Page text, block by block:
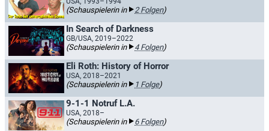
(Schauspielerin in 2 Folgen)
In Search of Darkness
GB/USA, 2019–2022
(Schauspielerin in 4 Folgen)
Eli Roth: History of Horror
USA, 2018–2021
(Schauspielerin in 1 Folge)
9-1-1 Notruf L.A.
USA, 2018–
(Schauspielerin in 6 Folgen)